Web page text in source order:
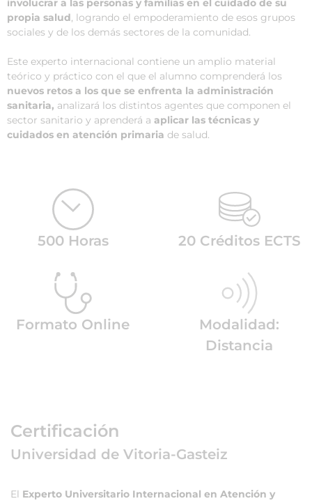
involucrar a las personas y familias en el cuidado de su
propia salud, logrando el empoderamiento de esos grupos
sociales y de los demás sectores de la comunidad.
Este experto internacional contiene un amplio material
teórico y práctico con el que el alumno comprenderá los
nuevos retos a los que se enfrenta la administración
sanitaria, analizará los distintos agentes que componen el
sector sanitario y aprenderá a aplicar las técnicas y
cuidados en atención primaria de salud.
500 Horas 20 Créditos ECTS
Formato Online
Modalidad:
Distancia
Certificación
Universidad de Vitoria-Gasteiz
El Experto Universitario Internacional en Atención y